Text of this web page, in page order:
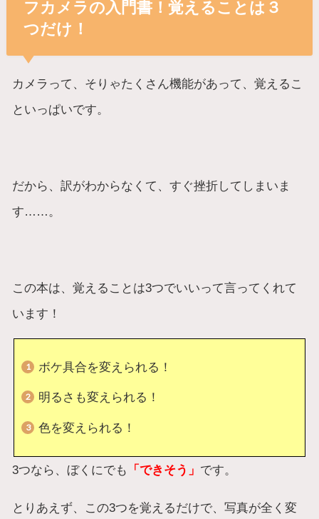
フカメラの入門書！覚えることは３
つだけ！
カメラって、そりゃたくさん機能があって、覚えるこ
といっぱいです。
だから、訳がわからなくて、すぐ挫折してしまいま
す……。
この本は、覚えることは3つでいいって言ってくれて
います！
ボケ具合を変えられる！
明るさも変えられる！
色を変えられる！
3つなら、ぼくにでも 「できそう」 です。
とりあえず、この3つを覚えるだけで、写真が全く変